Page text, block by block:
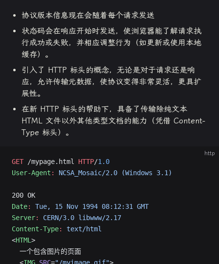
协议版本信息现在会随着每个请求发送
状态码会在响应开始时发送，使浏览器能了解请求执
行成功或失败，并相应调整行为（如更新或使用本地
缓存）。
引入了 HTTP 标头的概念，无论是对于请求还是响
应，允许传输元数据，使协议变得非常灵活，更具扩
展性。
在新 HTTP 标头的帮助下，具备了传输除纯文本
HTML 文件以外其他类型文档的能力（凭借 Content-
Type 标头）。
http
GET /mypage.html HTTP/1.0
User-Agent : NCSA_Mosaic/2.0 (Windows 3.1)
200 OK
Date:
Tue, 15 Nov 1994 08:12:31 GMT
Server:
CERN/3.0 libwww/2.17
Content-Type:
text/html
<HTML >
  一个包含图片的页面
  <
IMG SRC="/myimage.gif">